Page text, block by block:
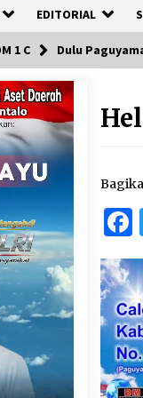
EDITORIAL
1 C Dulu